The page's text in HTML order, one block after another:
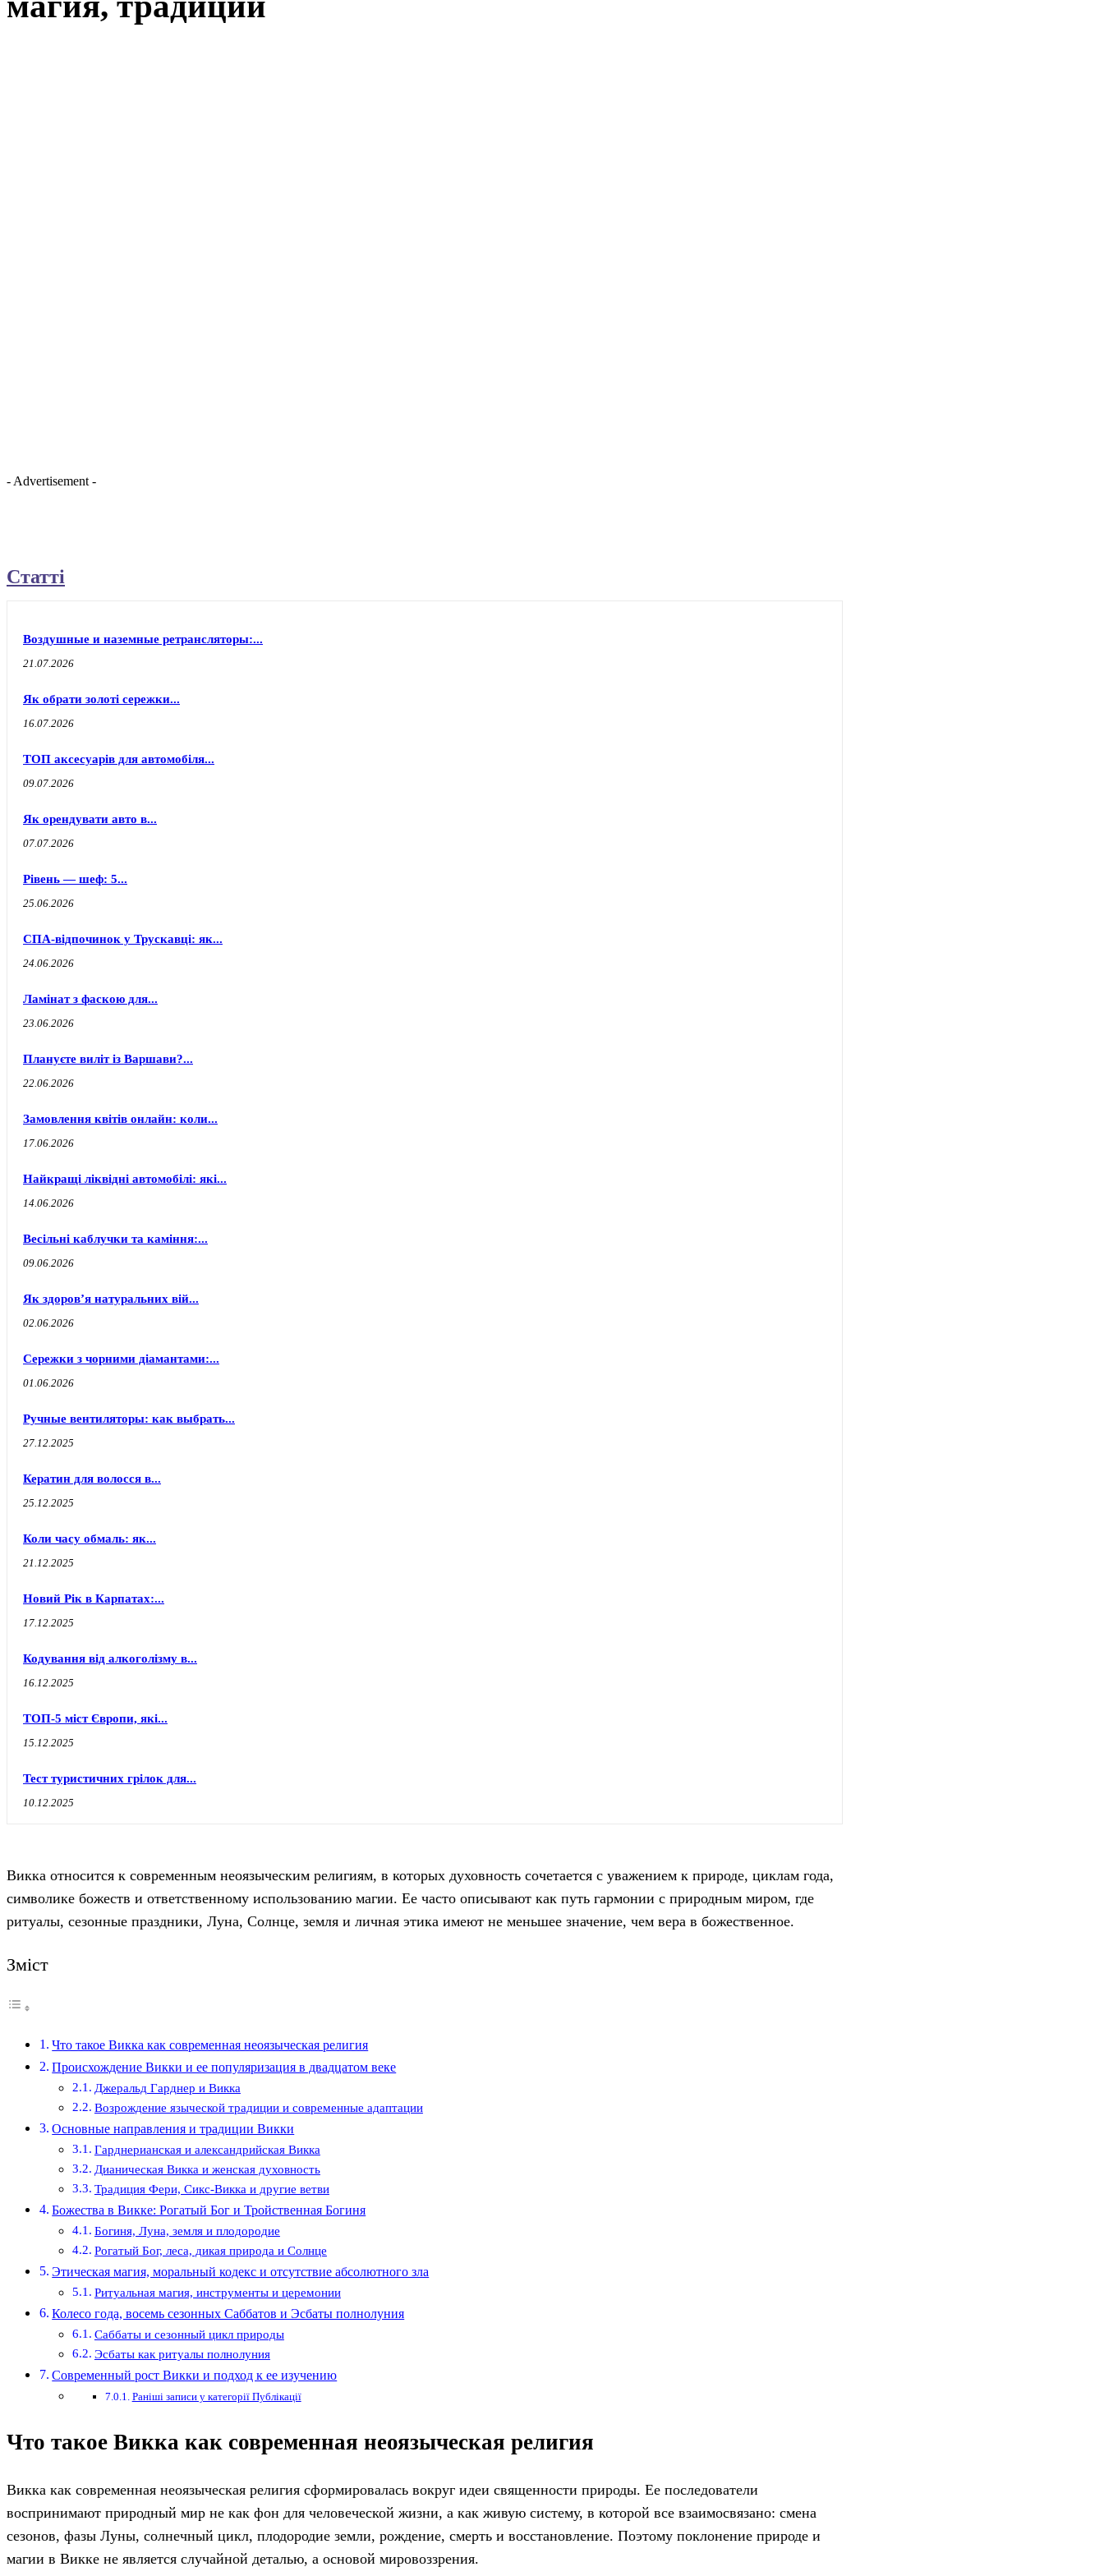
- Advertisement -
Статті
Воздушные и наземные ретрансляторы:...
21.07.2026
Як обрати золоті сережки...
16.07.2026
ТОП аксесуарів для автомобіля...
09.07.2026
Як орендувати авто в...
07.07.2026
Рівень — шеф: 5...
25.06.2026
СПА-відпочинок у Трускавці: як...
24.06.2026
Ламінат з фаскою для...
23.06.2026
Плануєте виліт із Варшави?...
22.06.2026
Замовлення квітів онлайн: коли...
17.06.2026
Найкращі ліквідні автомобілі: які...
14.06.2026
Весільні каблучки та каміння:...
09.06.2026
Як здоров’я натуральних вій...
02.06.2026
Сережки з чорними діамантами:...
01.06.2026
Ручные вентиляторы: как выбрать...
27.12.2025
Кератин для волосся в...
25.12.2025
Коли часу обмаль: як...
21.12.2025
Новий Рік в Карпатах:...
17.12.2025
Кодування від алкоголізму в...
16.12.2025
ТОП-5 міст Європи, які...
15.12.2025
Тест туристичних грілок для...
10.12.2025
Викка относится к современным неоязыческим религиям, в которых духовность сочетается с уважением к природе, циклам года,
символике божеств и ответственному использованию магии. Ее часто описывают как путь гармонии с природным миром, где
ритуалы, сезонные праздники, Луна, Солнце, земля и личная этика имеют не меньшее значение, чем вера в божественное.
Зміст
Что такое Викка как современная неоязыческая религия
Происхождение Викки и ее популяризация в двадцатом веке
Джеральд Гарднер и Викка
Возрождение языческой традиции и современные адаптации
Основные направления и традиции Викки
Гарднерианская и александрийская Викка
Дианическая Викка и женская духовность
Традиция Фери, Сикс-Викка и другие ветви
Божества в Викке: Рогатый Бог и Тройственная Богиня
Богиня, Луна, земля и плодородие
Рогатый Бог, леса, дикая природа и Солнце
Этическая магия, моральный кодекс и отсутствие абсолютного зла
Ритуальная магия, инструменты и церемонии
Колесо года, восемь сезонных Саббатов и Эсбаты полнолуния
Саббаты и сезонный цикл природы
Эсбаты как ритуалы полнолуния
Современный рост Викки и подход к ее изучению
Раніші записи у категорії Публікації
Что такое Викка как современная неоязыческая религия
Викка как современная неоязыческая религия сформировалась вокруг идеи священности природы. Ее последователи
воспринимают природный мир не как фон для человеческой жизни, а как живую систему, в которой все взаимосвязано: смена
сезонов, фазы Луны, солнечный цикл, плодородие земли, рождение, смерть и восстановление. Поэтому поклонение природе и
магии в Викке не является случайной деталью, а основой мировоззрения.